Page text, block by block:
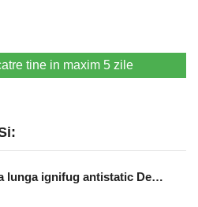
tine in maxim 5 zile
Tricou maneca lunga ignifug antistatic Defender - bleumarin